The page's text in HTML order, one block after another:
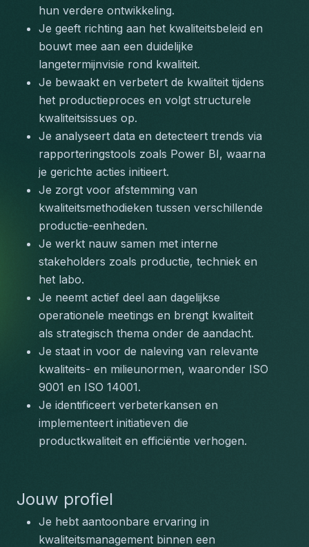
hun verdere ontwikkeling.
Je geeft richting aan het kwaliteitsbeleid en
bouwt mee aan een duidelijke
langetermijnvisie rond kwaliteit.
Je bewaakt en verbetert de kwaliteit tijdens
het productieproces en volgt structurele
kwaliteitsissues op.
Je analyseert data en detecteert trends via
rapporteringstools zoals Power BI, waarna
je gerichte acties initieert.
Je zorgt voor afstemming van
kwaliteitsmethodieken tussen verschillende
productie-eenheden.
Je werkt nauw samen met interne
stakeholders zoals productie, techniek en
het labo.
Je neemt actief deel aan dagelijkse
operationele meetings en brengt kwaliteit
als strategisch thema onder de aandacht.
Je staat in voor de naleving van relevante
kwaliteits- en milieunormen, waaronder ISO
9001 en ISO 14001.
Je identificeert verbeterkansen en
implementeert initiatieven die
productkwaliteit en efficiëntie verhogen.
Jouw profiel
Je hebt aantoonbare ervaring in
kwaliteitsmanagement binnen een